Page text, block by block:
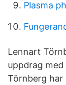
Plasma
Lennart
uppdrag
Törnberg har